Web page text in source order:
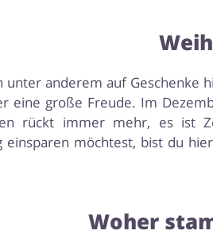
anderem auf Geschenke
eine große Freude. Im
rückt immer mehr, es ist
einsparen möchtest, bist du
Woher